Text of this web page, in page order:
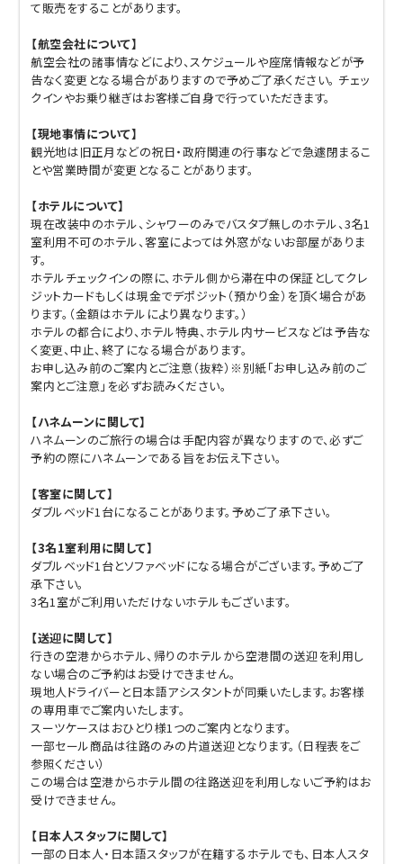
て販売をすることがあります。
【航空会社について】
航空会社の諸事情などにより、スケジュールや座席情報などが予
告なく変更となる場合がありますので予めご了承ください。 チェッ
クインやお乗り継ぎはお客様ご自身で行っていただきます。
【現地事情について】
観光地は旧正月などの祝日・政府関連の行事などで急遽閉まるこ
とや営業時間が変更となることがあります。
【ホテルについて】
現在改装中のホテル、シャワーのみでバスタブ無しのホテル、3名1
室利用不可のホテル、客室によっては外窓がないお部屋がありま
す。
ホテルチェックインの際に、ホテル側から滞在中の保証としてクレ
ジットカードもしくは現金でデポジット（預かり金）を頂く場合があ
ります。（金額はホテルにより異なります。）
ホテルの都合により、ホテル特典、ホテル内サービスなどは予告な
く変更、中止、終了になる場合があります。
お申し込み前のご案内とご注意（抜粋）※別紙「お申し込み前のご
案内とご注意」を必ずお読みください。
【ハネムーンに関して】
ハネムーンのご旅行の場合は手配内容が異なりますので、必ずご
予約の際にハネムーンである旨をお伝え下さい。
【客室に関して】
ダブルベッド1台になることがあります。予めご了承下さい。
【3名1室利用に関して】
ダブルベッド1台とソファベッドになる場合がございます。予めご了
承下さい。
3名1室がご利用いただけないホテルもございます。
【送迎に関して】
行きの空港からホテル、帰りのホテルから空港間の送迎を利用し
ない場合のご予約はお受けできません。
現地人ドライバーと日本語アシスタントが同乗いたします。お客様
の専用車でご案内いたします。
スーツケースはおひとり様1つのご案内となります。
一部セール商品は往路のみの片道送迎となります。（日程表をご
参照ください）
この場合は空港からホテル間の往路送迎を利用しないご予約はお
受けできません。
【日本人スタッフに関して】
一部の日本人・日本語スタッフが在籍するホテルでも、日本人スタ